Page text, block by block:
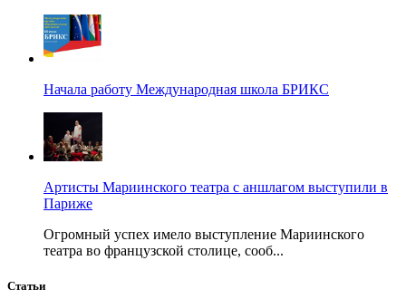
Начала работу Международная школа БРИКС
Артисты Мариинского театра с аншлагом выступили в
Париже
Огромный успех имело выступление Мариинского
театра во французской столице, сооб...
Статьи